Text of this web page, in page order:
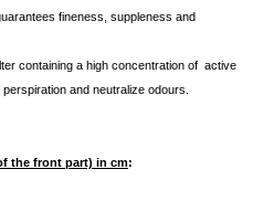
fineness, suppleness and
containing a high concentration of active
and neutralize odours.
the front part) in cm: